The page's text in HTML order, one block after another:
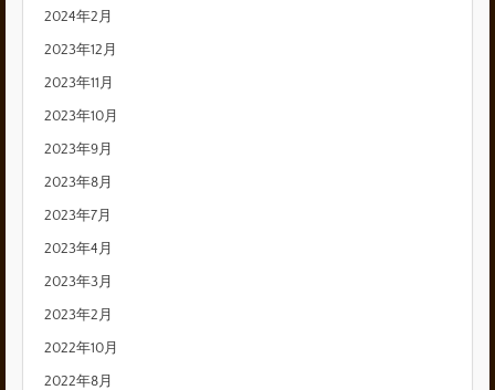
2024年2月
2023年12月
2023年11月
2023年10月
2023年9月
2023年8月
2023年7月
2023年4月
2023年3月
2023年2月
2022年10月
2022年8月